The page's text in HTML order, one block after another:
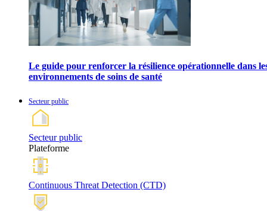
Le guide pour renforcer la résilience opérationnelle dans
environnements de soins de santé
Secteur public
Secteur public
Plateforme
Continuous Threat Detection (CTD)